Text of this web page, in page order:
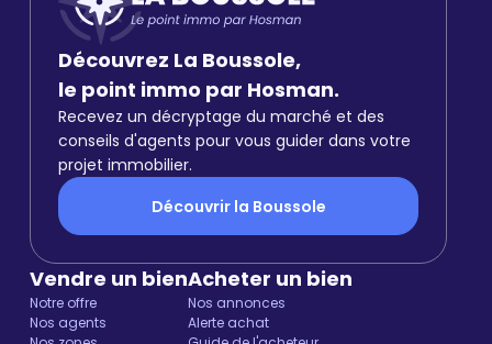
Découvrez La Boussole,
le point immo par Hosman.
Recevez un décryptage du marché et des
conseils d'agents pour vous guider dans votre
projet immobilier.
Découvrir la Boussole
Vendre un bien
Notre offre
Nos agents
Acheter un bien
Nos annonces
Alerte achat